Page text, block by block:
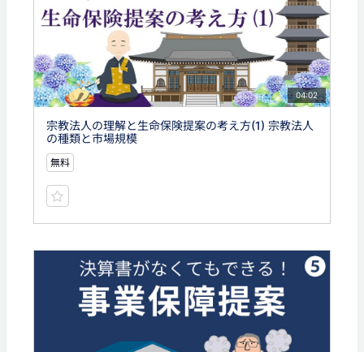
04:02
宗教法人の理解と生命保険提案の考え方(1) 宗教法人
の種類と市場規模
無料